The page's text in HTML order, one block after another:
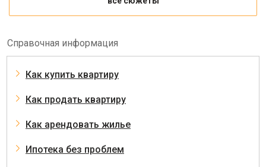
Справочная информация
Как купить квартиру
Как продать квартиру
Как арендовать жилье
Ипотека без проблем